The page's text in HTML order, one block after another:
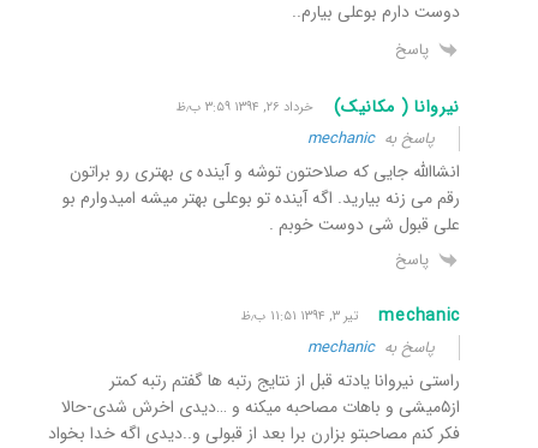
دوست دارم بوعلی بیارم..
پاسخ
نیروانا ( مکانیک) خرداد ۲۶, ۱۳۹۴ ۳:۵۹ ب٫ظ
پاسخ بهmechanic
انشاالله جایی که صلاحتون توشه و آینده ی بهتری رو براتون
رقم می زنه بیارید. اگه آینده تو بوعلی بهتر میشه امیدوارم بو
علی قبول شی دوست خوبم .
پاسخ
mechanic تیر ۳, ۱۳۹۴ ۱۱:۵۱ ب٫ظ
پاسخ بهmechanic
راستی نیروانا یادته قبل از نتایج رتبه ها گفتم رتبه کمتر
از۵میشی و باهات مصاحبه میکنه و …دیدی اخرش شدی-حالا
فکر کنم مصاحبتو بزارن برا بعد از قبولی و..دیدی اگه خدا بخواد